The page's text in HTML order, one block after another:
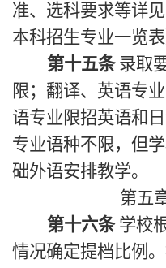
准、选科要求等详
本科招生专业一览表
第十五条 录取
限； 翻译、英语专
语专业限招英语和日
专业语种不限，但
础外语安排教学。
第五
第十六条 学校
情况确定提档比例